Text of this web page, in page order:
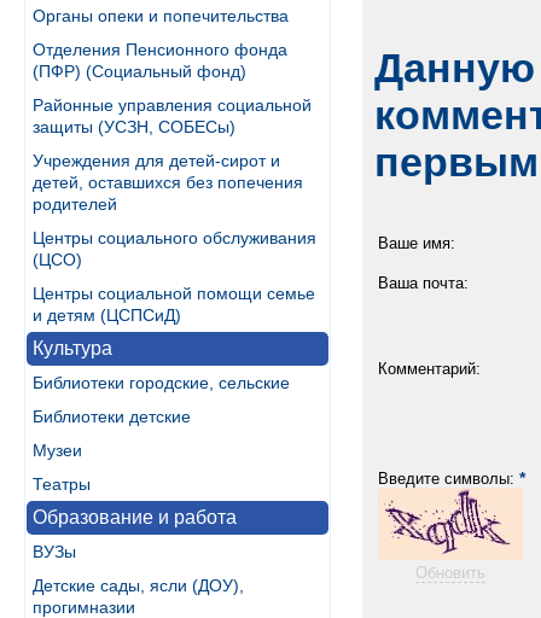
Органы опеки и попечительства
Отделения Пенсионного фонда
(ПФР) (Социальный фонд)
Районные управления социальной
защиты (УСЗН, СОБЕСы)
Учреждения для детей-сирот и
детей, оставшихся без попечения
родителей
Центры социального обслуживания
(ЦСО)
Центры социальной помощи семье
и детям (ЦСПСиД)
Культура
Библиотеки городские, сельские
Библиотеки детские
Музеи
Театры
Образование и работа
ВУЗы
Детские сады, ясли (ДОУ),
прогимназии
Данную
Ваше имя:
Ваша почта:
Комментарий:
Введите символы: *
Обновить